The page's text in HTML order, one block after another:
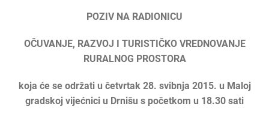
POZIV NA RADIONICU
OČUVANJE, RAZVOJ I TURISTIČKO VREDNOVANJE
RURALNOG PROSTORA
koja će se održati u četvrtak 28. svibnja 2015. u Maloj
gradskoj vijećnici u Drnišu s početkom u 18.30 sati